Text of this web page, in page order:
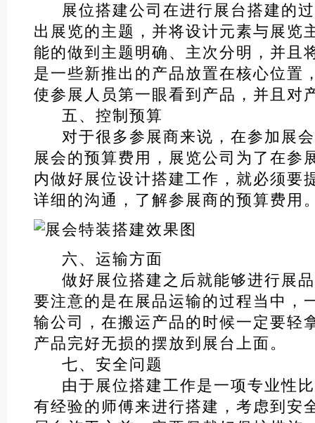
展位搭建公司在进行展台搭建的过
出展览的主题，并将设计元素与展览
能的做到主题明确、主次分明，并且
是一些新推出的产品放置在核心位置
使参展人员第一眼看到产品，并且对
五、控制预算
对于很多参展商来说，在参加展会
展会的预算费用，展览公司为了在参
内做好展位设计搭建工作，就必须要
详细的沟通，了解参展商的预算费用
六、运输方面
做好展位搭建之后就能够进行展品
要注意的是在展品运输的过程当中，
输公司，在搬运产品的时候一定要轻
产品完好无损的摆放到展台上面。
七、安全问题
由于展位搭建工作是一项专业性比
有经验的师傅来进行搭建，考虑到安